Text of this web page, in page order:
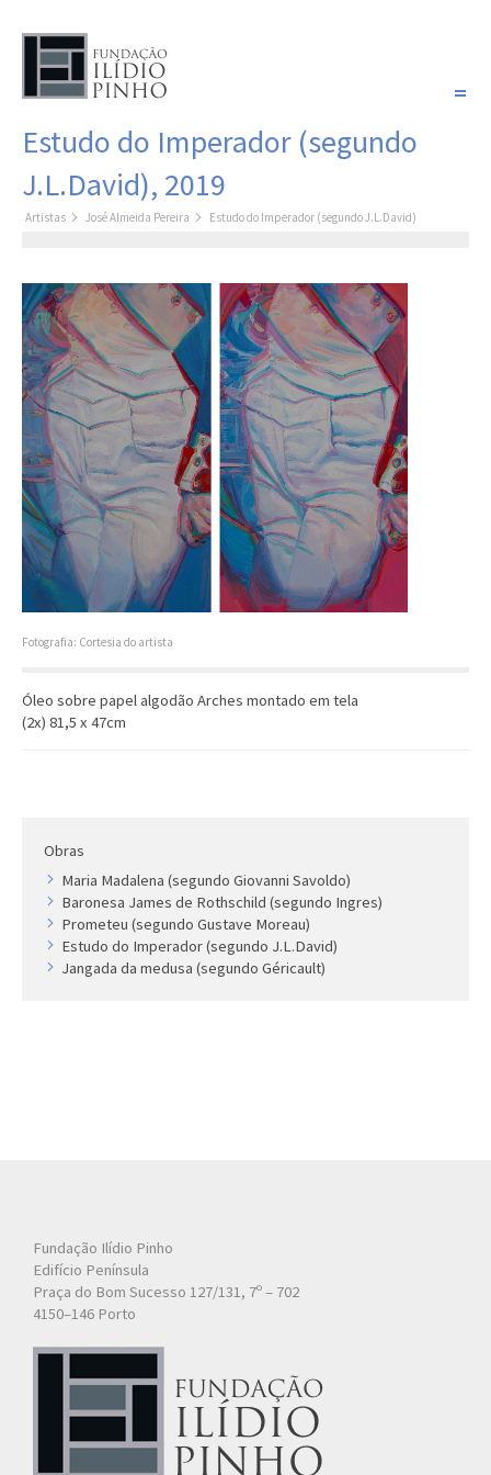
COLEÇÃO SONHOS
Desenho
Escultura
Filme /
Vídeo
Instalação
Livro de
Artista
Outros
Gravura
Cronologia
Estudo do Imperador (segundo
J.L.David), 2019
Artistas José Almeida Pereira Estudo do Imperador (segundo J.L.David)
Fotografia: Cortesia do artista
Óleo sobre papel algodão Arches montado em tela
(2x) 81,5 x 47cm
Obras
Maria Madalena (segundo Giovanni Savoldo)
Baronesa James de Rothschild (segundo Ingres)
Prometeu (segundo Gustave Moreau)
Estudo do Imperador (segundo J.L.David)
Jangada da medusa (segundo Géricault)
Fundação Ilídio Pinho
Edifício Península
Praça do Bom Sucesso 127/131, 7º – 702
4150–146 Porto